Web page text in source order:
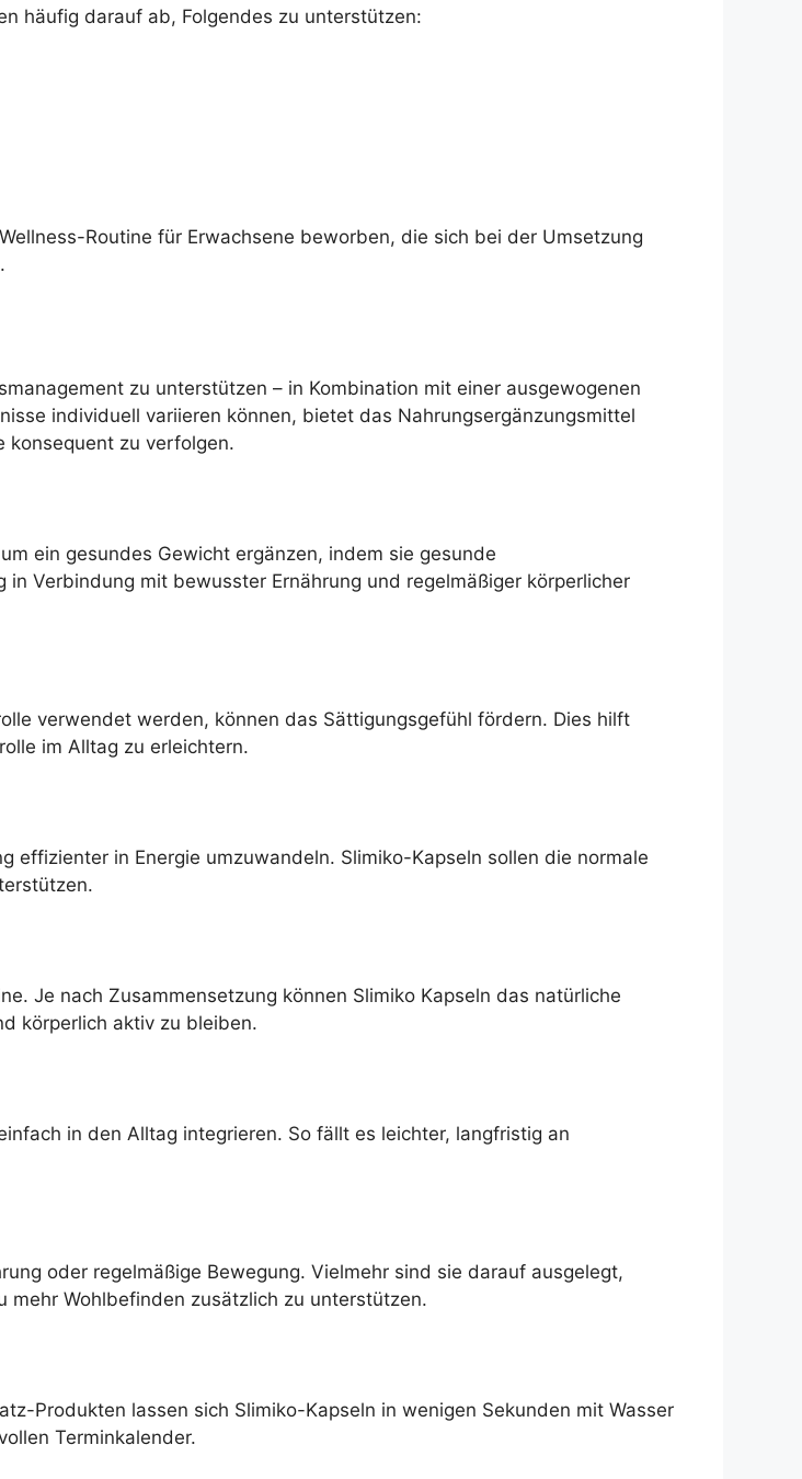
häufig darauf ab, Folgendes zu unterstützen:
Routine für Erwachsene beworben, die sich bei der Umsetzung
zu unterstützen – in Kombination mit einer ausgewogenen
individuell variieren können, bietet das Nahrungsergänzungsmittel
konsequent zu verfolgen.
ein gesundes Gewicht ergänzen, indem sie gesunde
Verbindung mit bewusster Ernährung und regelmäßiger körperlicher
verwendet werden, können das Sättigungsgefühl fördern. Dies hilft
im Alltag zu erleichtern.
effizienter in Energie umzuwandeln. Slimiko-Kapseln sollen die normale
Je nach Zusammensetzung können Slimiko Kapseln das natürliche
körperlich aktiv zu bleiben.
in den Alltag integrieren. So fällt es leichter, langfristig an
oder regelmäßige Bewegung. Vielmehr sind sie darauf ausgelegt,
mehr Wohlbefinden zusätzlich zu unterstützen.
Produkten lassen sich Slimiko-Kapseln in wenigen Sekunden mit Wasser
Terminkalender.